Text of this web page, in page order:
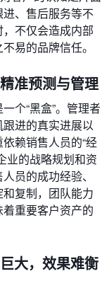
、售后服务等不
不仅会造成内部
易的品牌信任。
准预测与管理
个“黑盒”。管理者
进的真实进展以
赖销售人员的“经
业的战略规划和资
员的成功经验、
复制，团队能力
重要客户资产的
大，效果难衡